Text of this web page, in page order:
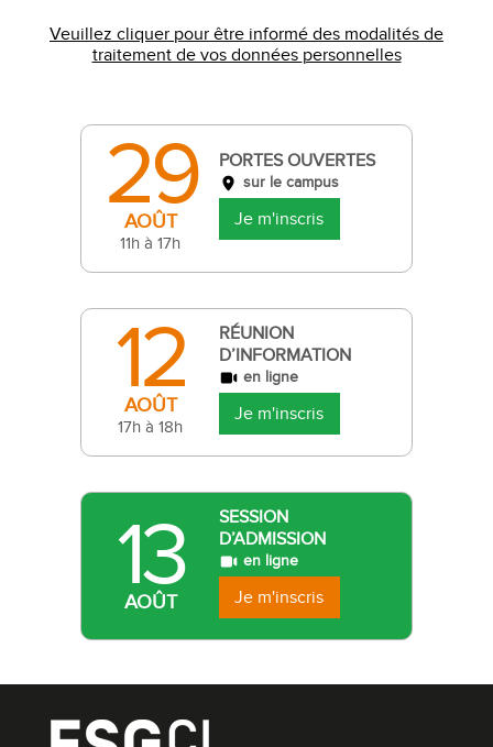
Veuillez cliquer pour être informé des modalités de
traitement de vos données personnelles
29
AOÛT
11h à 17h
PORTES OUVERTES
sur le campus
Je m'inscris
12
AOÛT
17h à 18h
RÉUNION
D’INFORMATION
en ligne
Je m'inscris
13
AOÛT
SESSION
D’ADMISSION
en ligne
Je m'inscris